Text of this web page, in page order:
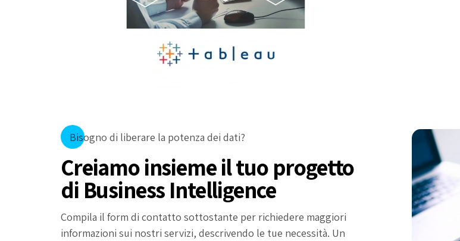
Bisogno di liberare la potenza dei dati?
Creiamo insieme il tuo progetto
di Business Intelligence
Compila il form di contatto sottostante per richiedere maggiori
informazioni sui nostri servizi, descrivendo le tue necessità. Un